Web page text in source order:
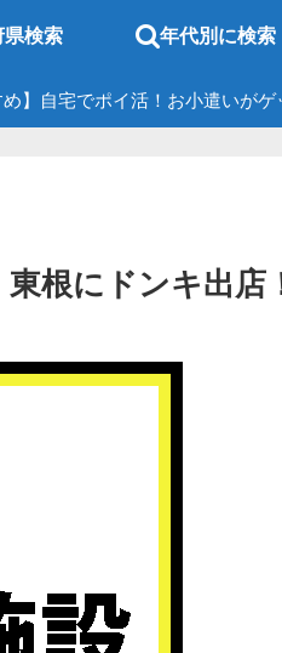
県検索 年代別に検索
め】自宅でポイ活！お小遣いが
根にドンキ出店